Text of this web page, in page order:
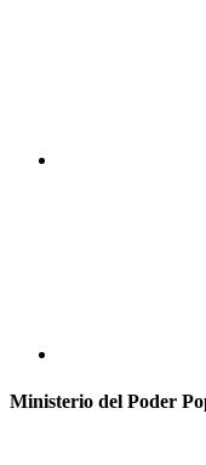
Ministerio del Poder